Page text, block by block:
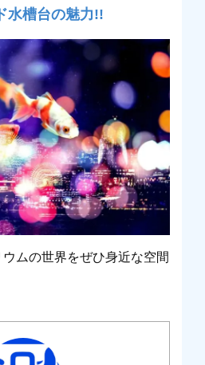
水槽台の魅力!!
ムの世界をぜひ身近な空間